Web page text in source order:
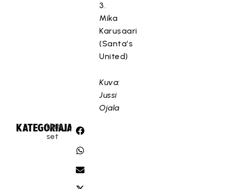
3.
Mika
Karusaari
(Santa’s
United)
Kuva:
Jussi
Ojala
KATEGORIA:
Uuti
set
JAA: